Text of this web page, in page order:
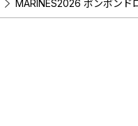
MARINES2026 ボンボンド